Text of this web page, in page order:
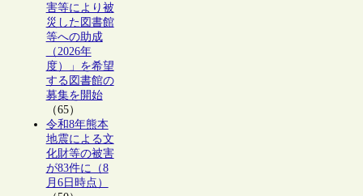
害等により被
災した図書館
等への助成
（2026年
度）」を希望
する図書館の
募集を開始
（65）
令和8年熊本
地震による文
化財等の被害
が83件に（8
月6日時点）